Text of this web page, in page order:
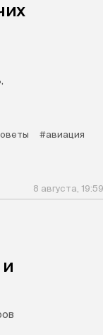
#авиация
8 августа, 19:59